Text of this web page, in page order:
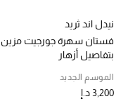
حقائب رجالية
أبرز المصممين
نيدل اند ثريد
فستان سهرة جورجيت مزين
بتفاصيل أزهار
الموسم الجديد
3,200 د.إ